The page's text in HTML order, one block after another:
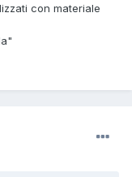
con materiale